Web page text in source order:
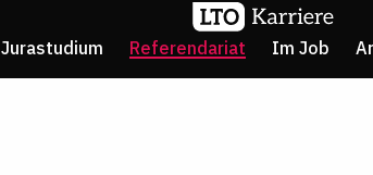
Jurastudium Referendariat Im Job